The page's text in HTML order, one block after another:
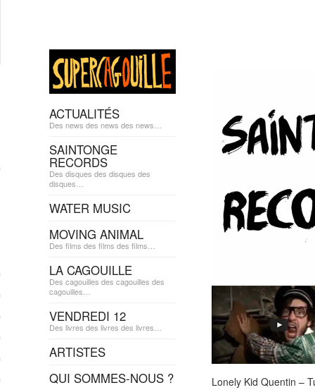
Lonely Kid Quentin –
ACTUALITÉS
Des news des news des news…
SAINTONGE
RECORDS
Des disques des disques des
disques…
WATER MUSIC
MOVING ANIMAL
Des films des films des films…
LA CAGOUILLE
Des cagouilles des cagouilles des
cagouilles…
VENDREDI 12
Des livres des livres des livres…
ARTISTES
QUI SOMMES-NOUS ?